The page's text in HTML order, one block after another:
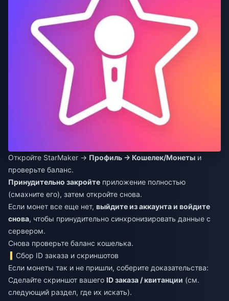
Откройте StarMaker → Профиль → Кошелек/Монеты и
проверьте баланс.
Принудительно закройте приложение полностью
(смахните его), затем откройте снова.
Если монет все еще нет, выйдите из аккаунта и войдите
снова, чтобы принудительно синхронизировать данные с
сервером.
Снова проверьте баланс кошелька.
Сбор ID заказа и скриншотов
Если монеты так и не пришли, соберите доказательства:
Сделайте скриншот вашего ID заказа / квитанции (см.
следующий раздел, где их искать).